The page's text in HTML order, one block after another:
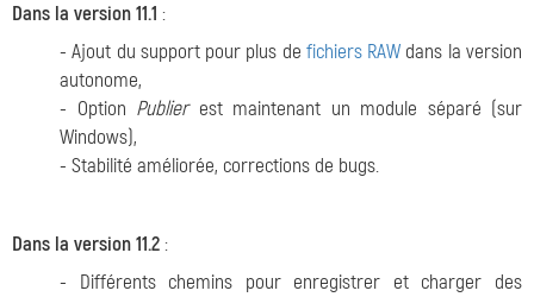
Dans la version 11.1 :
- Ajout du support pour plus de fichiers RAW dans la version
autonome,
- Option Publierest maintenant un module séparé (sur
Windows),
- Stabilité améliorée, corrections de bugs.
Dans la version 11.2:
- Différents chemins pour enregistrer et charger des